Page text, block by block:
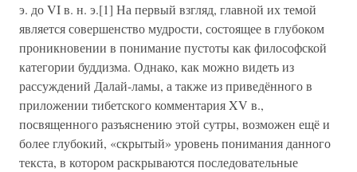
э. до VI в. н. э.[1] На первый взгляд, главной их темой
является совершенство мудрости, состоящее в глубоком
проникновении в понимание пустоты как философской
категории буддизма. Однако, как можно видеть из
рассуждений Далай-ламы, а также из приведённого в
приложении тибетского комментария XV в.,
посвященного разъяснению этой сутры, возможен ещё и
более глубокий, «скрытый» уровень понимания данного
текста, в котором раскрываются последовательные